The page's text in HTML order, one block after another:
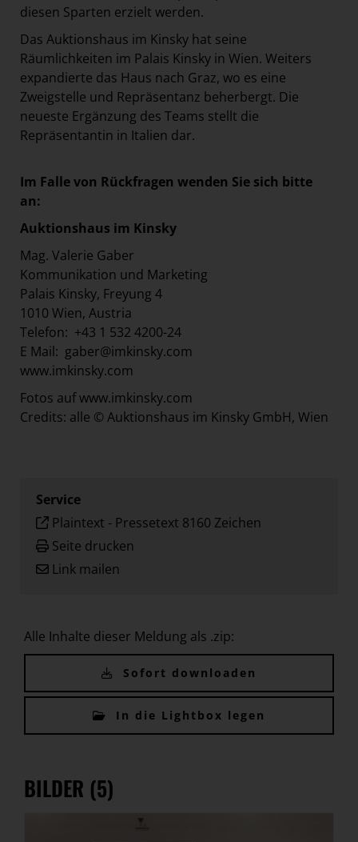
diesen Sparten erzielt werden.
Das Auktionshaus im Kinsky hat seine
Räumlichkeiten im Palais Kinsky in Wien. Weiters
expandierte das Haus nach Graz, wo es eine
Zweigstelle und Repräsentanz beherbergt. Die
neueste Ergänzung des Teams stellt die
Repräsentantin in Italien dar.
Im Falle von Rückfragen wenden Sie sich bitte
an:
Auktionshaus im Kinsky
Mag. Valerie Gaber
Kommunikation und Marketing
Palais Kinsky, Freyung 4
1010 Wien, Austria
Telefon: +43 1 532 4200-24
E Mail: gaber@imkinsky.com
www.imkinsky.com
Fotos aufwww.imkinsky.com
Credits: alle © Auktionshaus im Kinsky GmbH, Wien
Service
Plaintext - Pressetext 8160 Zeichen
Seite drucken
Link mailen
Alle Inhalte dieser Meldung als .zip:
Sofort downloaden
In die Lightbox legen
BILDER (5)